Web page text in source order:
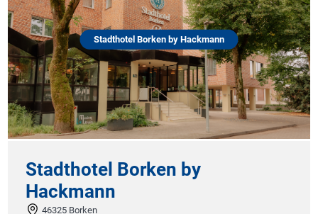
Stadthotel Borken by Hackmann
Stadthotel Borken by
Hackmann
46325 Borken